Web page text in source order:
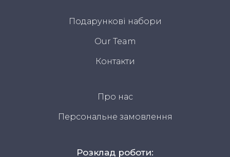
Подарункові набори
Our Team
Контакти
Про нас
Персональне замовлення
Розклад роботи: